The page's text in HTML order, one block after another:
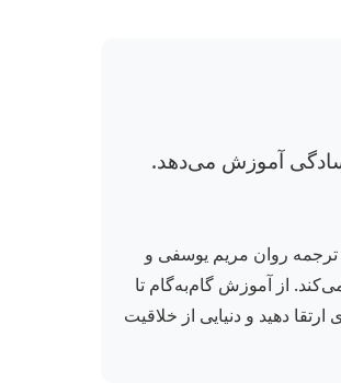
سادگی آموزش می‌دهد.
با ترجمه روان مریم یوسفی و
آشنا می‌کند. از آموزش گام‌به‌گام تا
دهید و دنیایی از خلاقیت